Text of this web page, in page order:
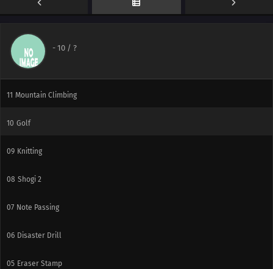
- 10 / ?
Pool
RC Car
11 Mountain Climbing
10 Golf
09 Knitting
08 Shogi 2
07 Note Passing
06 Disaster Drill
05 Eraser Stamp